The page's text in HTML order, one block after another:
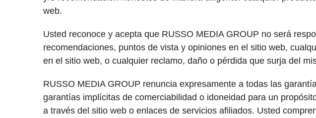
web.
Usted reconoce y acepta que RUSSO MEDIA GROUP no será
recomendaciones, puntos de vista y opiniones en el sitio web,
en el sitio web, o cualquier reclamo, daño o pérdida que surja del
RUSSO MEDIA GROUP renuncia expresamente a todas las
garantías implícitas de comerciabilidad o idoneidad para un
a través del sitio web o enlaces de servicios afiliados. Usted